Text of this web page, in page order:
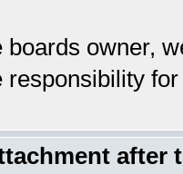
boards owner,
responsibility
after